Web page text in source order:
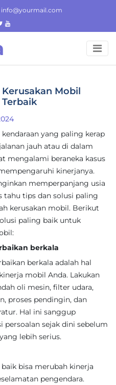
info@yourmail.com
Mobil
yang paling kerap
jauh atau di dalam
mengalami beraneka kasus
kinerjanya.
memperpanjang usia
tahu tips dan solusi paling
kerusakan mobil. Berikut
paling baik untuk
berkala
berkala adalah hal
mobil Anda. Lakukan
oli mesin, filter udara,
proses pendingin, dan
Hal ini sanggup
sejak dini sebelum
lebih serius.
bisa merubah kinerja
pengendara.